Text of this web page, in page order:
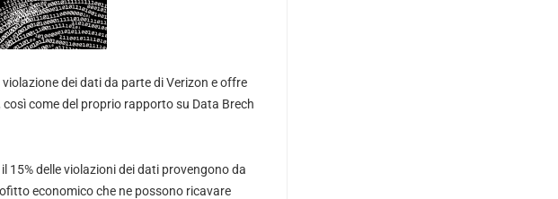
dei dati da parte di Verizon e offre
come del proprio rapporto su Data Brech
15% delle violazioni dei dati provengono da
economico che ne possono ricavare